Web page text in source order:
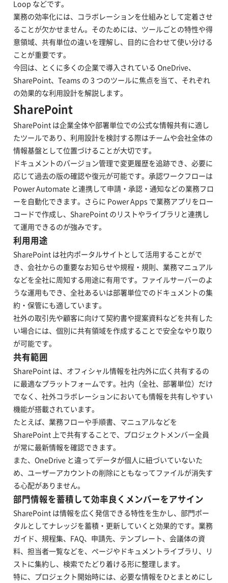
Loop などです。
業務の効率化には、コラボレーションを仕組みとして定着させ
ることが欠かせません。そのためには、ツールごとの特性や得
意領域、共有単位の違いを理解し、目的に合わせて使い分ける
ことが重要です。
今回は、とくに多くの企業で導入されている OneDrive、
SharePoint、Teams の 3 つのツールに焦点を当て、それぞれ
の効果的な利用設計を解説します。
SharePoint
SharePoint は企業全体や部署単位での公式な情報共有に適し
たツールであり、利用設計を検討する際はチームや会社全体の
情報基盤として位置づけることが大切です。
ドキュメントのバージョン管理で変更履歴を追跡でき、必要に
応じて過去の版の確認や復元が可能です。承認ワークフローは
Power Automate と連携して申請・承認・通知などの業務フロ
ーを自動化できます。さらに Power Apps で業務アプリをロー
コードで作成し、SharePoint のリストやライブラリと連携し
て運用できるのが強みです。
利用用途
SharePoint は社内ポータルサイトとして活用することがで
き、会社からの重要なお知らせや規程・規則、業務マニュアル
などを全社に周知する用途に有用です。ファイルサーバーのよ
うな運用もでき、全社あるいは部署単位でのドキュメントの集
約・保管にも適しています。
社外の取引先や顧客に向けて契約書や提案資料などを共有した
い場合には、個別に共有領域を作成することで安全なやり取り
が可能です。
共有範囲
SharePoint は、オフィシャル情報を社内外に広く共有するの
に最適なプラットフォームです。社内（全社、部署単位）だけ
でなく、社外コラボレーションにおいても情報を共有しやすい
機能が搭載されています。
たとえば、業務フローや手順書、マニュアルなどを
SharePoint 上で共有することで、プロジェクトメンバー全員
が常に最新情報を確認できます。
また、OneDrive と違ってデータが個人に紐づいていないた
め、ユーザーアカウントの削除にともなってファイルが消失す
る心配がありません。
部門情報を蓄積して効率良くメンバーをアサイン
SharePoint は情報を広く発信できる特性を生かし、部門ポー
タルとしてナレッジを蓄積・更新していくと効果的です。業務
ガイド、規程集、FAQ、申請先、テンプレート、会議体の資
料、担当者一覧などを、ページやドキュメントライブラリ、リ
ストに集約し、検索でたどり着ける形に整理します。
特に、プロジェクト開始時には、必要な情報をひとまとめにし